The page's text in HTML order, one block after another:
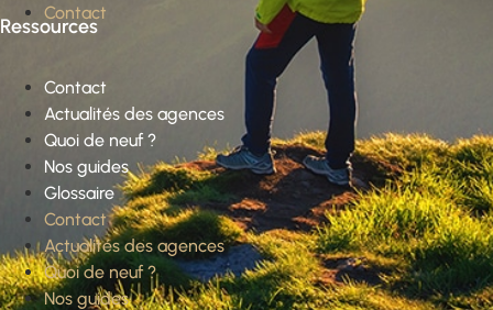
Contact
Ressources
Contact
Actualités des agences
Quoi de neuf ?
Nos guides
Glossaire
Contact
Actualités des agences
Quoi de neuf ?
Nos guides